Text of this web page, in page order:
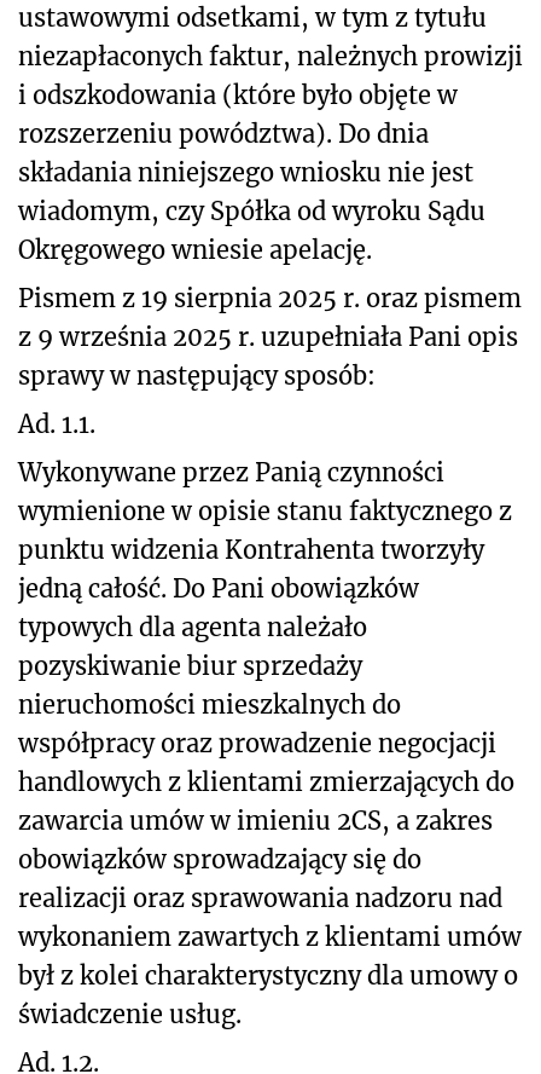
ustawowymi odsetkami, w tym z tytułu
niezapłaconych faktur, należnych prowizji
i odszkodowania (które było objęte w
rozszerzeniu powództwa). Do dnia
składania niniejszego wniosku nie jest
wiadomym, czy Spółka od wyroku Sądu
Okręgowego wniesie apelację.
Pismem z 19 sierpnia 2025 r. oraz pismem
z 9 września 2025 r. uzupełniała Pani opis
sprawy w następujący sposób:
Ad. 1.1.
Wykonywane przez Panią czynności
wymienione w opisie stanu faktycznego z
punktu widzenia Kontrahenta tworzyły
jedną całość. Do Pani obowiązków
typowych dla agenta należało
pozyskiwanie biur sprzedaży
nieruchomości mieszkalnych do
współpracy oraz prowadzenie negocjacji
handlowych z klientami zmierzających do
zawarcia umów w imieniu 2CS, a zakres
obowiązków sprowadzający się do
realizacji oraz sprawowania nadzoru nad
wykonaniem zawartych z klientami umów
był z kolei charakterystyczny dla umowy o
świadczenie usług.
Ad. 1.2.